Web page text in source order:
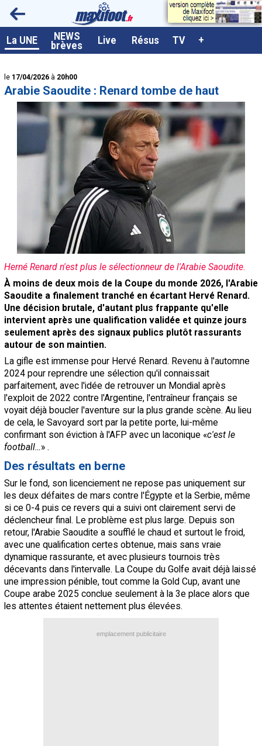
La UNE NEWS
brèves Live Résus TV +
<
le 17/04/2026 à 20h00
Arabie Saoudite : Renard tombe de haut
Herné Renard n'est plus le sélectionneur de l'Arabie Saoudite.
À moins de deux mois de la Coupe du monde 2026, l'Arabie
Saoudite a finalement tranché en écartant Hervé Renard.
Une décision brutale, d'autant plus frappante qu'elle
intervient après une qualification validée et quinze jours
seulement après des signaux publics plutôt rassurants
autour de son maintien.
La gifle est immense pour Hervé Renard. Revenu à l'automne
2024 pour reprendre une sélection qu'il connaissait
parfaitement, avec l'idée de retrouver un Mondial après
l'exploit de 2022 contre l'Argentine, l'entraîneur français se
voyait déjà boucler l'aventure sur la plus grande scène. Au lieu
de cela, le Savoyard sort par la petite porte, lui-même
confirmant son éviction à l'AFP avec un laconique «c'est le
football…» .
Des résultats en berne
Sur le fond, son licenciement ne repose pas uniquement sur
les deux défaites de mars contre l'Égypte et la Serbie, même
si ce 0-4 puis ce revers qui a suivi ont clairement servi de
déclencheur final. Le problème est plus large. Depuis son
retour, l'Arabie Saoudite a soufflé le chaud et surtout le froid,
avec une qualification certes obtenue, mais sans vraie
dynamique rassurante, et avec plusieurs tournois très
décevants dans l'intervalle. La Coupe du Golfe avait déjà laissé
une impression pénible, tout comme la Gold Cup, avant une
Coupe arabe 2025 conclue seulement à la 3e place alors que
les attentes étaient nettement plus élevées.
emplacement publicitaire
A la UNE
Live / Matchs en direct
Résultats et Classements
Class. buteurs européens
Tableau transferts L1
Taille de la police
Paramètrages / Options
Contact / Signaler un bug
Recrutement Maxifoot
Mentions légales
site web Maxifoot.fr